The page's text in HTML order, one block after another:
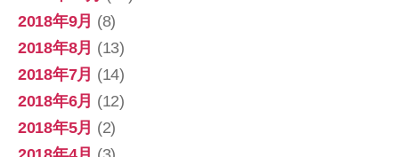
2018年9月 (8)
2018年8月 (13)
2018年7月 (14)
2018年6月 (12)
2018年5月 (2)